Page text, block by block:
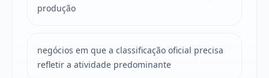
produção
negócios em que a classificação oficial precisa
refletir a atividade predominante